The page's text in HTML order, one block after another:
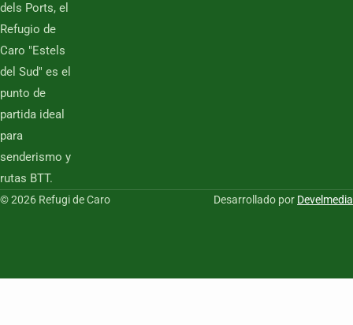
dels Ports, el
Refugio de
Caro "Estels
del Sud" es el
punto de
partida ideal
para
senderismo y
rutas BTT.
© 2026 Refugi de Caro Desarrollado por Develmedia